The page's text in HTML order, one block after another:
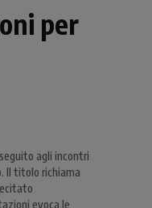
per
agli incontri
Il titolo richiama
evoca le